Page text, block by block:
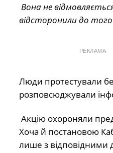
Вона не
відсторонили до
РЕКЛАМА
Люди протестували
розповсюджували
Акцію охороняли
Хоча й постановою
лише з відповідними